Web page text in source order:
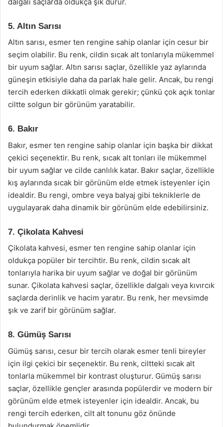
5. Altın Sarısı
Altın sarısı, esmer ten rengine sahip olanlar için cesur bir
seçim olabilir. Bu renk, cildin sıcak alt tonlarıyla mükemmel
bir uyum sağlar. Altın sarısı saçlar, özellikle yaz aylarında
güneşin etkisiyle daha da parlak hale gelir. Ancak, bu rengi
tercih ederken dikkatli olmak gerekir; çünkü çok açık tonlar
ciltte solgun bir görünüm yaratabilir.
6. Bakır
Bakır, esmer ten rengine sahip olanlar için başka bir dikkat
çekici seçenektir. Bu renk, sıcak alt tonları ile mükemmel
bir uyum sağlar ve cilde canlılık katar. Bakır saçlar, özellikle
kış aylarında sıcak bir görünüm elde etmek isteyenler için
idealdir. Bu rengi, ombre veya balyaj gibi tekniklerle de
uygulayarak daha dinamik bir görünüm elde edebilirsiniz.
7. Çikolata Kahvesi
Çikolata kahvesi, esmer ten rengine sahip olanlar için
oldukça popüler bir tercihtir. Bu renk, cildin sıcak alt
tonlarıyla harika bir uyum sağlar ve doğal bir görünüm
sunar. Çikolata kahvesi saçlar, özellikle dalgalı veya kıvırcık
saçlarda derinlik ve hacim yaratır. Bu renk, her mevsimde
şık ve zarif bir görünüm sağlar.
8. Gümüş Sarısı
Gümüş sarısı, cesur bir tercih olarak esmer tenli bireyler
için ilgi çekici bir seçenektir. Bu renk, ciltteki sıcak alt
tonlarla mükemmel bir kontrast oluşturur. Gümüş sarısı
saçlar, özellikle gençler arasında popülerdir ve modern bir
görünüm elde etmek isteyenler için idealdir. Ancak, bu
rengi tercih ederken, cilt alt tonunu göz önünde